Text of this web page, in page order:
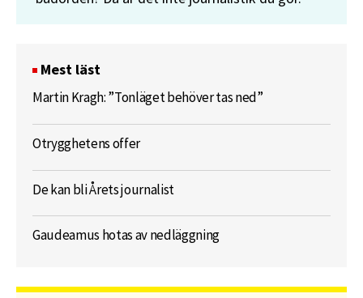
Mest läst
Martin Kragh: ”Tonläget behöver tas ned”
Otrygghetens offer
De kan bli Årets journalist
Gaudeamus hotas av nedläggning